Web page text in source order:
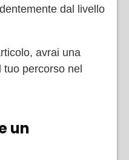
dal livello
avrai una
percorso nel
un